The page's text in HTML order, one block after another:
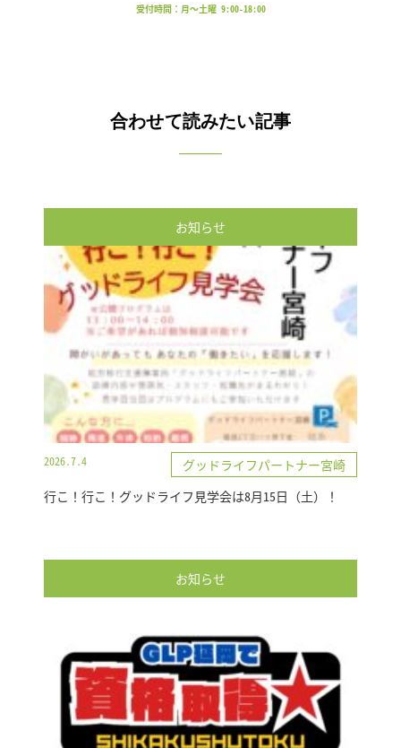
受付時間：月～土曜 9:00-18:00
合わせて読みたい記事
お知らせ
2026.7.4
グッドライフパートナー宮崎
行こ！行こ！グッドライフ見学会は8月15日（土）！
お知らせ